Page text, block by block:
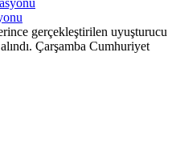
gerçekleştirilen uyuşturucu
Çarşamba Cumhuriyet